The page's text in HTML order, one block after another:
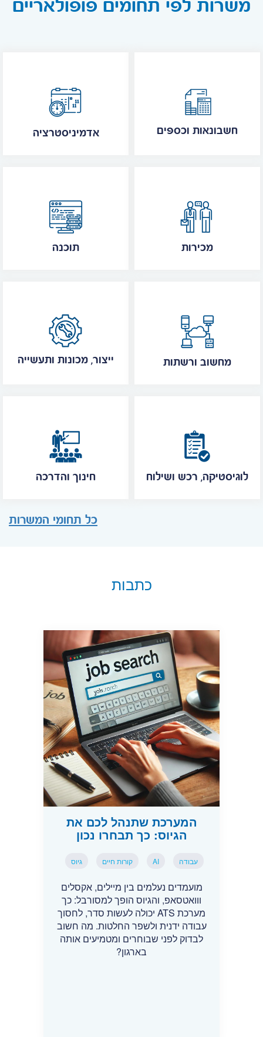
משרות לפי תחומים פופולאריים
אדמיניסטרציה חשבונאות וכספים
תוכנה מכירות
ייצור, מכונות ותעשייה מחשוב ורשתות
חינוך והדרכה לוגיסטיקה, רכש ושילוח
כל תחומי המשרות
כתבות
המערכת שתנהל לכם את
הגיוס: כך תבחרו נכון
עבודה AI קורות חיים גיוס
מועמדים נעלמים בין מיילים, אקסלים
ווואטסאפ, והגיוס הופך למסורבל: כך
מערכת ATS יכולה לעשות סדר, לחסוך
עבודה ידנית ולשפר החלטות. מה חשוב
לבדוק לפני שבוחרים ומטמיעים אותה
בארגון?